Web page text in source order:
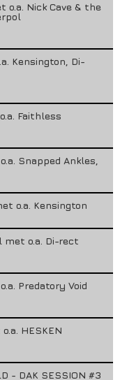
o.a. Nick Cave & the
Kensington, Di-
Faithless
Snapped Ankles,
o.a. Kensington
met o.a. Di-rect
Predatory Void
HESKEN
- DAK SESSION #3